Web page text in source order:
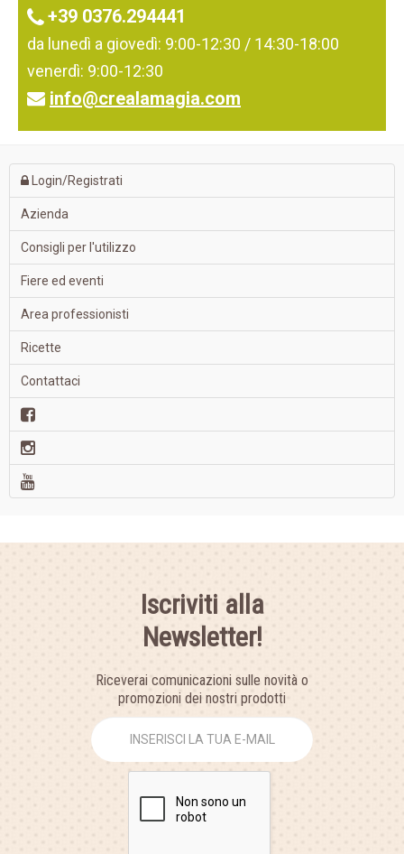
+39 0376.294441
da lunedì a giovedì: 9:00-12:30 / 14:30-18:00
venerdì: 9:00-12:30
info@crealamagia.com
Login/Registrati
Azienda
Consigli per l'utilizzo
Fiere ed eventi
Area professionisti
Ricette
Contattaci
Iscriviti alla
Newsletter!
Riceverai comunicazioni sulle novità o
promozioni dei nostri prodotti